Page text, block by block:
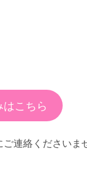
こちら
連絡くださいま